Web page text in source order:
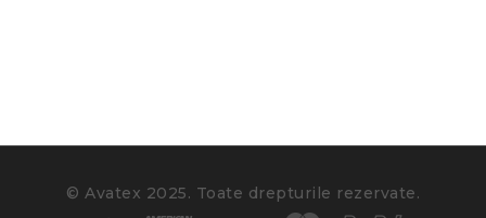
© Avatex 2025. Toate drepturile rezervate.